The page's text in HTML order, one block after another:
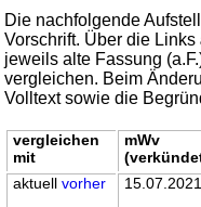
Die nachfolgende
Vorschrift. Über die Links
jeweils alte Fassung
vergleichen. Beim
Volltext sowie die
vergleichen
mit
mWv
aktuellvorher 15.07.2021